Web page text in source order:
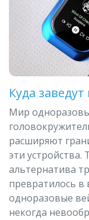
Куда
Мир
расширяют
эти устройства.
альтернатива
превратилось в
одноразовые
некогда